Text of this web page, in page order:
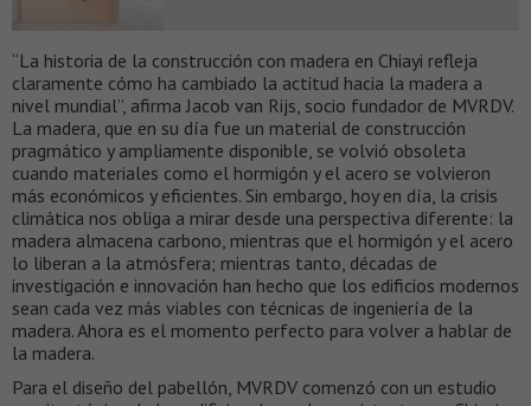
“La historia de la construcción con madera en Chiayi refleja
claramente cómo ha cambiado la actitud hacia la madera a
nivel mundial”, afirma Jacob van Rijs, socio fundador de MVRDV.
La madera, que en su día fue un material de construcción
pragmático y ampliamente disponible, se volvió obsoleta
cuando materiales como el hormigón y el acero se volvieron
más económicos y eficientes. Sin embargo, hoy en día, la crisis
climática nos obliga a mirar desde una perspectiva diferente: la
madera almacena carbono, mientras que el hormigón y el acero
lo liberan a la atmósfera; mientras tanto, décadas de
investigación e innovación han hecho que los edificios modernos
sean cada vez más viables con técnicas de ingeniería de la
madera. Ahora es el momento perfecto para volver a hablar de
la madera.
Para el diseño del pabellón, MVRDV comenzó con un estudio